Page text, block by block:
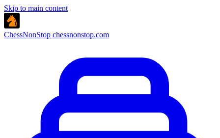
Skip to main content
ChessNonStop chessnonstop.com